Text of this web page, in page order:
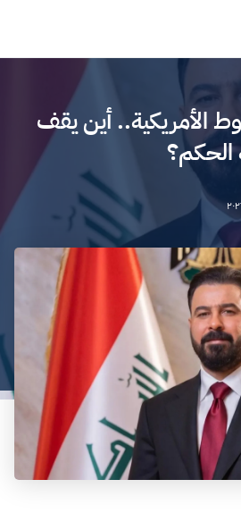
الأمريكية.. أين يقف
الحكم؟